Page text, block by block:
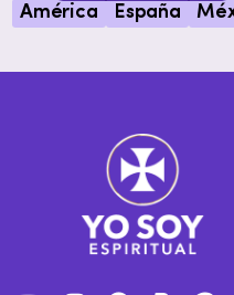
América España